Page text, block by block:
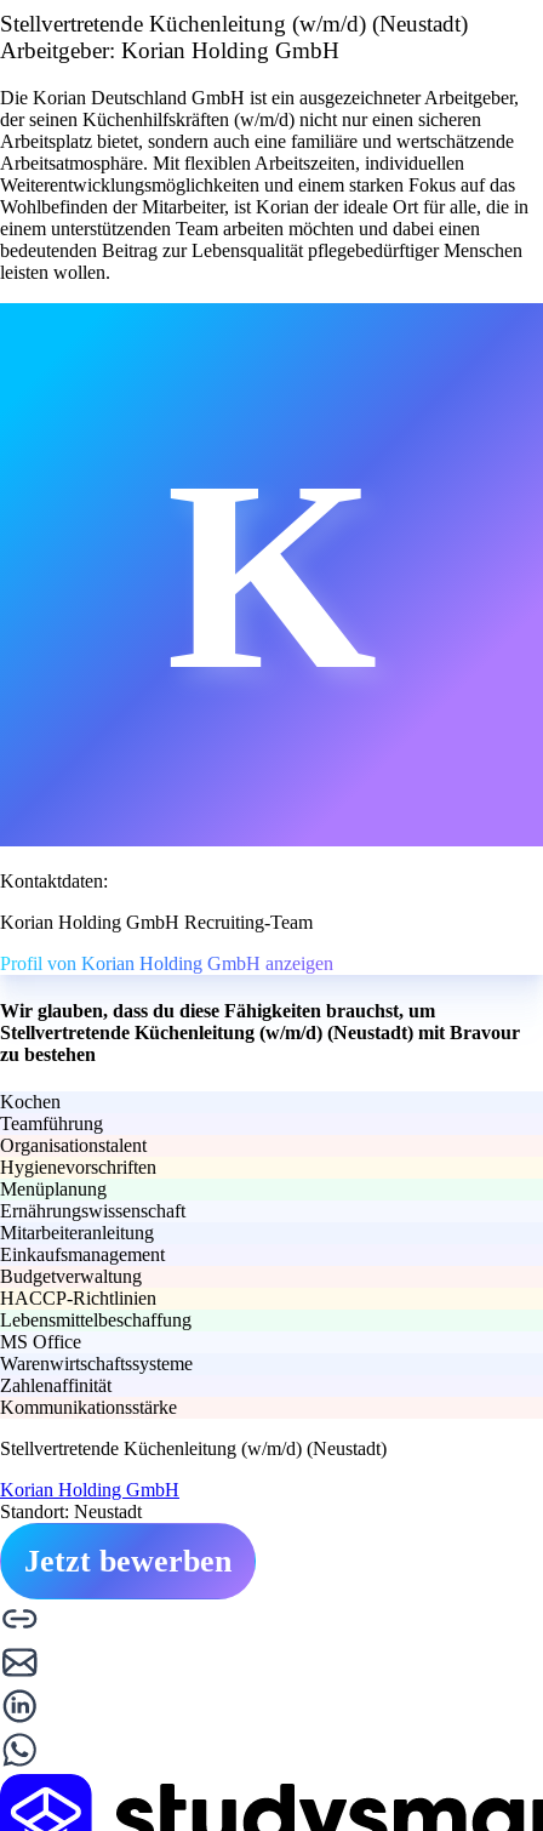
Stellvertretende Küchenleitung (w/m/d) (Neustadt)
Arbeitgeber: Korian Holding GmbH
Die Korian Deutschland GmbH ist ein ausgezeichneter Arbeitgeber,
der seinen Küchenhilfskräften (w/m/d) nicht nur einen sicheren
Arbeitsplatz bietet, sondern auch eine familiäre und wertschätzende
Arbeitsatmosphäre. Mit flexiblen Arbeitszeiten, individuellen
Weiterentwicklungsmöglichkeiten und einem starken Fokus auf das
Wohlbefinden der Mitarbeiter, ist Korian der ideale Ort für alle, die in
einem unterstützenden Team arbeiten möchten und dabei einen
bedeutenden Beitrag zur Lebensqualität pflegebedürftiger Menschen
leisten wollen.
K
Kontaktdaten:
Korian Holding GmbH Recruiting-Team
Profil von Korian Holding GmbH anzeigen
Wir glauben, dass du diese Fähigkeiten brauchst, um
Stellvertretende Küchenleitung (w/m/d) (Neustadt) mit Bravour
zu bestehen
Kochen
Teamführung
Organisationstalent
Hygienevorschriften
Menüplanung
Ernährungswissenschaft
Mitarbeiteranleitung
Einkaufsmanagement
Budgetverwaltung
HACCP-Richtlinien
Lebensmittelbeschaffung
MS Office
Warenwirtschaftssysteme
Zahlenaffinität
Kommunikationsstärke
Stellvertretende Küchenleitung (w/m/d) (Neustadt)
Korian Holding GmbH
Standort: Neustadt
Jetzt bewerben